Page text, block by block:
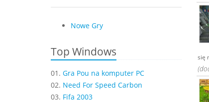
Nowe Gry
Top Windows
01. Gra Pou na komputer PC
02. Need For Speed Carbon
03. Fifa 2003
się